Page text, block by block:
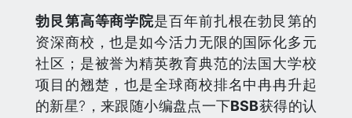
勃艮第高等商学院是百年前扎根在勃艮第的
资深商校，也是如今活力无限的国际化多元
社区；是被誉为精英教育典范的法国大学校
项目的翘楚，也是全球商校排名中冉冉升起
的新星?，来跟随小编盘点一下BSB获得的认